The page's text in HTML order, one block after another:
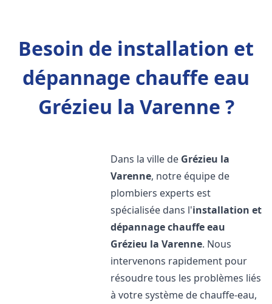
Besoin de installation et
dépannage chauffe eau
Grézieu la Varenne ?
Dans la ville de Grézieu la
Varenne, notre équipe de
plombiers experts est
spécialisée dans l'installation et
dépannage chauffe eau
Grézieu la Varenne. Nous
intervenons rapidement pour
résoudre tous les problèmes liés
à votre système de chauffe-eau,